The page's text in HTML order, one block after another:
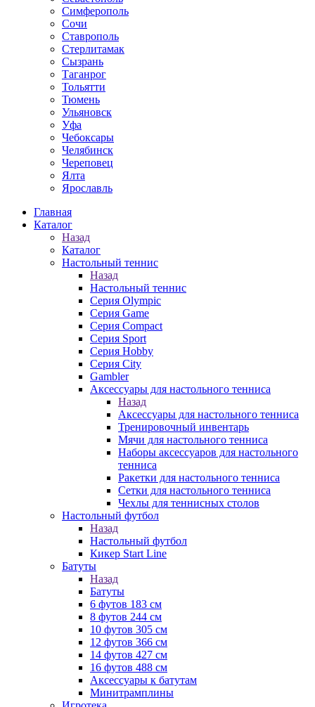
Симферополь
Сочи
Ставрополь
Стерлитамак
Сызрань
Таганрог
Тольятти
Тюмень
Ульяновск
Уфа
Чебоксары
Челябинск
Череповец
Ялта
Ярославль
Главная
Каталог
Назад
Каталог
Настольный теннис
Назад
Настольный теннис
Серия Olympic
Серия Game
Серия Compact
Серия Sport
Серия Hobby
Серия City
Gambler
Аксессуары для настольного тенниса
Назад
Аксессуары для настольного тенниса
Тренировочный инвентарь
Мячи для настольного тенниса
Наборы аксессуаров для настольного
тенниса
Ракетки для настольного тенниса
Сетки для настольного тенниса
Чехлы для теннисных столов
Настольный футбол
Назад
Настольный футбол
Кикер Start Line
Батуты
Назад
Батуты
6 футов 183 см
8 футов 244 см
10 футов 305 см
12 футов 366 см
14 футов 427 см
16 футов 488 см
Аксессуары к батутам
Минитрамплины